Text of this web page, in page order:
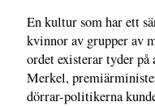
En kultur som har ett
kvinnor av grupper av
ordet existerar tyder
Merkel,
dörrar-politikerna